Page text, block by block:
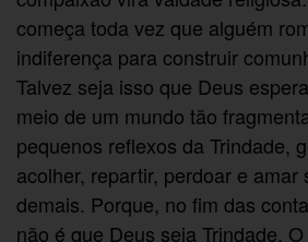
começa toda vez que alguém
indiferença para construir
Talvez seja isso que Deus
meio de um mundo tão
pequenos reflexos da Trindade,
acolher, repartir, perdoar e amar
demais. Porque, no fim das
não é que Deus seja Trindade.